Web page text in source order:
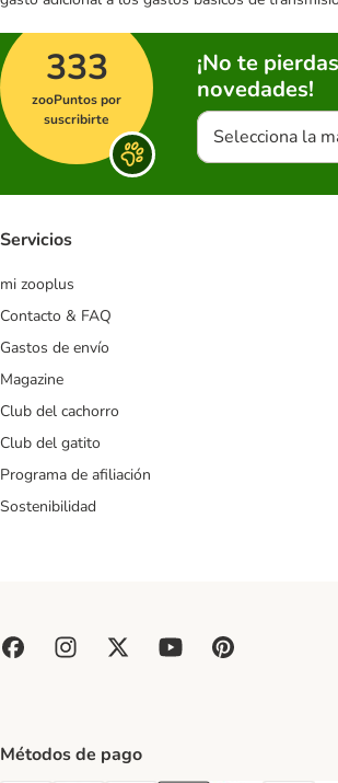
333
zooPuntos por
suscribirte
¡No te
novedades!
Selecciona la
Servicios
mi zooplus
Contacto & FAQ
Gastos de envío
Magazine
Club del cachorro
Club del gatito
Programa de afiliación
Sostenibilidad
Métodos de pago